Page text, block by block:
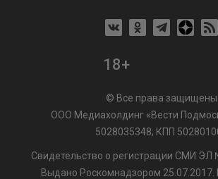
18+
© Все права защищены
ООО Медиахолдинг «Вести
5028035348; КПП
Свидетельство о регистрации СМИ ЭЛ
Выдано Роскомнадзором 25.07.2017.